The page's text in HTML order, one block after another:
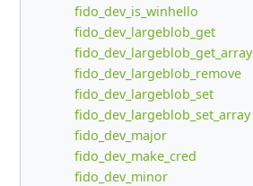
fido_dev_is_winhello
fido_dev_largeblob_get
fido_dev_largeblob_get_array
fido_dev_largeblob_remove
fido_dev_largeblob_set
fido_dev_largeblob_set_array
fido_dev_major
fido_dev_make_cred
fido_dev_minor